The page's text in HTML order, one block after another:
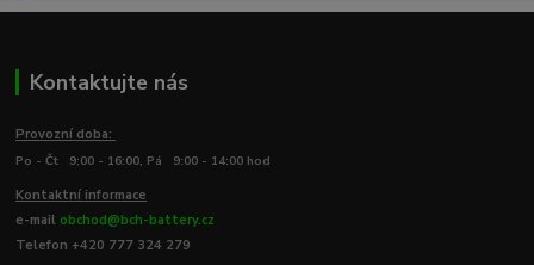
Kontaktujte nás
Provozní doba:
Po - Čt 9:00 - 16:00, Pá 9:00 - 14:00 hod
Kontaktní informace
e-mail obchod@bch-battery.cz
Telefon +420 777 324 279